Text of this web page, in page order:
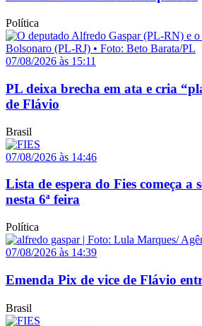
Política
07/08/2026 às 15:11
PL deixa brecha em ata e cria
de Flávio
Brasil
07/08/2026 às 14:46
Lista de espera do Fies começa a
nesta 6ª feira
Política
07/08/2026 às 14:39
Emenda Pix de vice de Flávio
Brasil